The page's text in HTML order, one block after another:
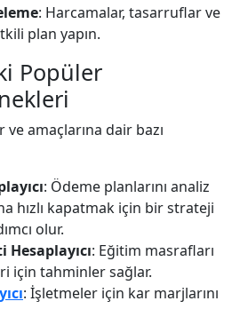
: Harcamalar, tasarruflar ve
plan yapın.
Popüler
ve amaçlarına dair bazı
: Ödeme planlarını analiz
hızlı kapatmak için bir strateji
olur.
Hesaplayıcı: Eğitim masrafları
için tahminler sağlar.
: İşletmeler için kar marjlarını